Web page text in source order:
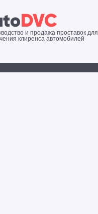
и продажа проставок для
клиренса автомобилей